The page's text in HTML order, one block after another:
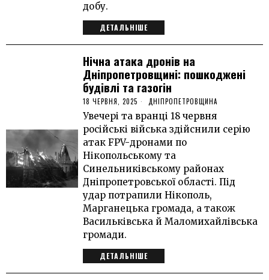
добу.
ДЕТАЛЬНІШЕ
Нічна атака дронів на
Дніпропетровщині: пошкоджені
будівлі та газогін
18 ЧЕРВНЯ, 2025 ДНІПРОПЕТРОВЩИНА
Увечері та вранці 18 червня
російські війська здійснили серію
атак FPV-дронами по
Нікопольському та
Синельниківському районах
Дніпропетровської області. Під
удар потрапили Нікополь,
Марганецька громада, а також
Васильківська й Маломихайлівська
громади.
ДЕТАЛЬНІШЕ